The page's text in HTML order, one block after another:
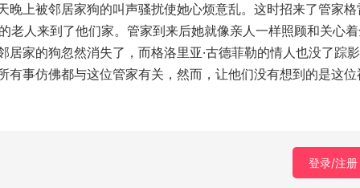
上被邻居家狗的叫声骚扰使她心烦意乱。这时招来了管家格
人来到了他们家。管家到来后她就像亲人一样照顾和关心
家的狗忽然消失了，而格洛里亚·古德菲勒的情人也没了踪
事仿佛都与这位管家有关，然而，让他们没有想到的是这位
登录/注册